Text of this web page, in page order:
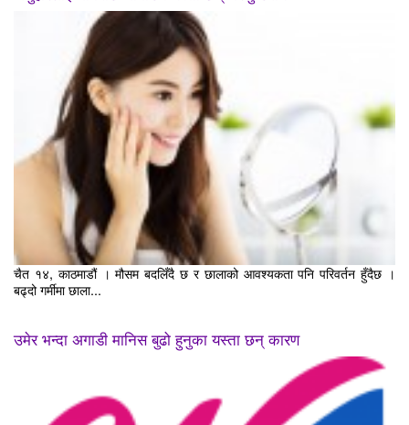
चैत १४, काठमाडौं । मौसम बदलिँदै छ र छालाको आवश्यकता पनि परिवर्तन हुँदैछ ।
बढ्दो गर्मीमा छाला...
उमेर भन्दा अगाडी मानिस बुढो हुनुका यस्ता छन् कारण